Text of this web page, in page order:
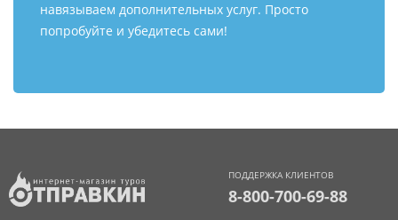
навязываем дополнительных услуг. Просто
попробуйте и убедитесь сами!
ПОДДЕРЖКА КЛИЕНТОВ
8-800-700-69-88